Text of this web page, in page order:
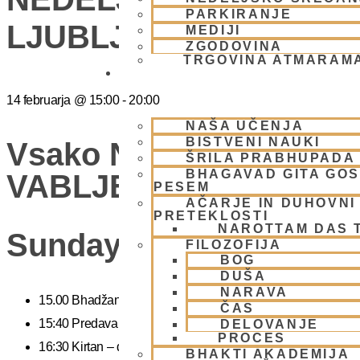
PARKIRANJE
MEDIJI
ZGODOVINA
TRGOVINA
NAŠA UČENJA
BISTVENI NAUKI
ŠRILA PRABHUPADA
BHAGAVAD GITA
PESEM
AČARJE IN
PRETEKLOSTI
NAROTTAM DAS
FILOZOFIJA
BOG
DUŠA
NARAVA
ČAS
DELOVANJE
PROCES
BHAKTI AKADEMIJA
LJUBLJANA
14 februarja @ 15:00 - 20:00
Vsako Nedeljo Mini
VABLJENI (Žibertova
Sunday Feast
15.00 Bhadžani – duhovna glasba
15:40 Predavanje – predavanja iz zakladnice Ved o karmi,
16:30 Kirtan – duhovni ples